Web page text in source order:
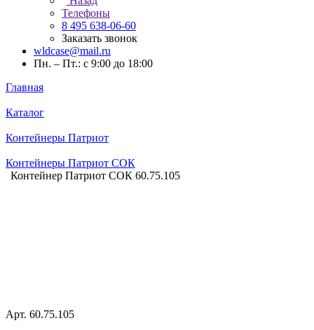
Телефоны
8 495 638-06-60
Заказать звонок
wldcase@mail.ru
Пн. – Пт.: с 9:00 до 18:00
Главная
Каталог
Контейнеры Патриот
Контейнеры Патриот СОК
Контейнер Патриот СОК 60.75.105
Арт. 60.75.105